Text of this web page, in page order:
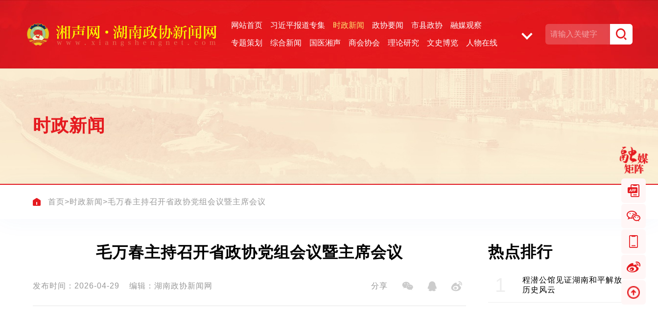
网站首页 习近平报道专集 时政新闻 政协要闻 市县政协 融媒观察
专题策划 综合新闻 国医湘声 商会协会 理论研究 文史博览 人物在线
时政新闻
首页>时政新闻 >毛万春主持召开省政协党组会议暨主席会议
毛万春主持召开省政协党组会议暨主席会议
发布时间：2026-04-29 编辑：湖南政协新闻网 分享
热点排行
程潜公馆见证湖南和平解放
历史风云